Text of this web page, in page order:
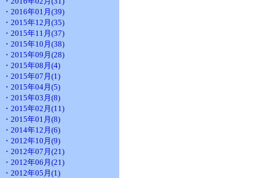
・2016年01月(39)
・2015年12月(35)
・2015年11月(37)
・2015年10月(38)
・2015年09月(28)
・2015年08月(4)
・2015年07月(1)
・2015年04月(5)
・2015年03月(8)
・2015年02月(11)
・2015年01月(8)
・2014年12月(6)
・2012年10月(9)
・2012年07月(21)
・2012年06月(21)
・2012年05月(1)